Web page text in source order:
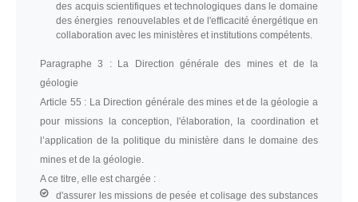
des acquis scientifiques et technologiques dans le domaine
des énergies renouvelables et de l'efficacité énergétique en
collaboration avec les ministères et institutions compétents.
Paragraphe 3 :La Direction générale des mines et de la
géologie
Article 55 : La Direction générale des mines et de la géologie a
pour missions la conception, l'élaboration, la coordination et
l’application de la politique du ministère dans le domaine des
mines et de la géologie.
A ce titre, elle est chargée :
d'assurer les missions de pesée et colisage des substances